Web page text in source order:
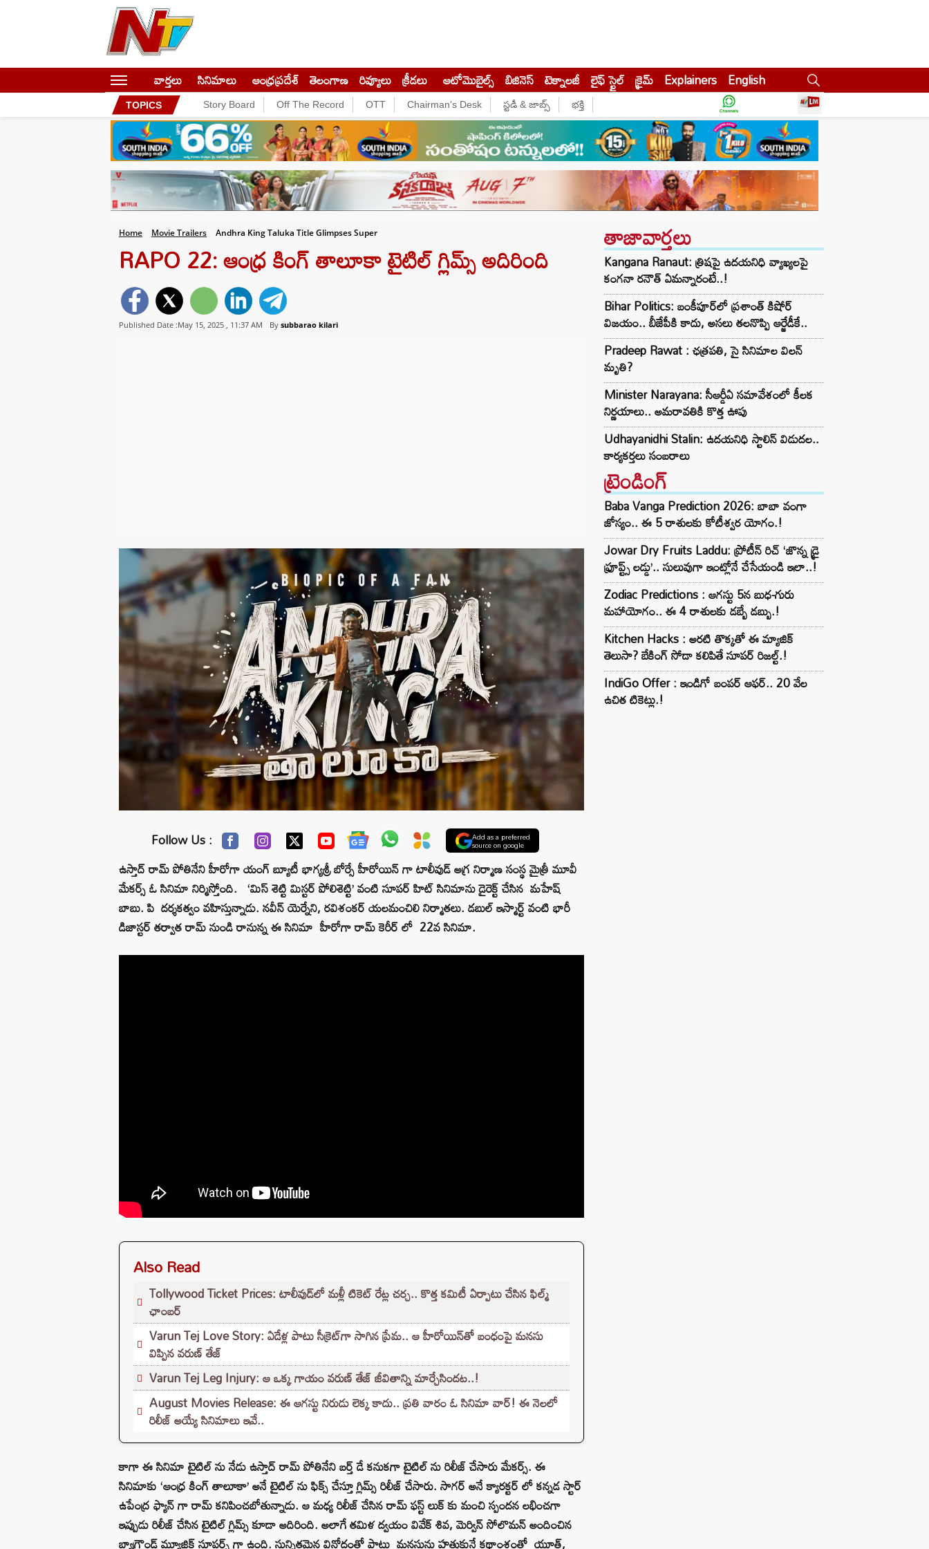
వార్తలు సినిమాలు ఆంధ్రప్రదేశ్ తెలంగాణ రివ్యూలు క్రీడలు ఆటోమొబైల్స్ బిజినెస్‌ టెక్నాలజీ లైఫ్ స్టైల్ క్రైమ్ Explainers English
TOPICS Story Board Off The Record OTT Chairman's Desk స్టడీ & జాబ్స్ భక్తి
Home Movie Trailers Andhra King Taluka Title Glimpses Super
RAPO 22: ఆంధ్ర కింగ్ తాలూకా టైటిల్ గ్లిమ్స్ అదిరింది
Published Date :May 15, 2025 , 11:37 AM By subbarao kilari
Follow Us : Add as a preferred
source on google
ఉస్తాద్ రామ్ పోతినేని హీరోగా యంగ్ బ్యూటీ భాగ్యశ్రీ బోర్సే హీరోయిన్ గా టాలీవుడ్ అగ్ర నిర్మాణ సంస్థ మైత్రీ మూవీ
మేకర్స్ ఓ సినిమా నిర్మిస్తోంది. ‘మిస్ శెట్టి మిస్టర్ పోలిశెట్టి’ వంటి సూపర్ హిట్ సినిమాను డైరెక్ట్ చేసిన మహేష్
బాబు. పి దర్శకత్వం వహిస్తున్నాడు. నవీన్ యెర్నేని, రవిశంకర్ యలమంచిలి నిర్మాతలు. డబుల్ ఇస్మార్ట్ వంటి భారీ
డిజాస్టర్ తర్వాత రామ్ నుండి రానున్న ఈ సినిమా హీరోగా రామ్ కెరీర్ లో 22వ సినిమా.
Also Read
Tollywood Ticket Prices: టాలీవుడ్‌లో మళ్లీ టికెట్‌ రేట్ల చర్చ.. కొత్త కమిటీ ఏర్పాటు చేసిన ఫిల్మ్‌
ఛాంబర్‌
Varun Tej Love Story: ఏడేళ్ల పాటు సీక్రెట్‌గా సాగిన ప్రేమ.. ఆ హీరోయిన్‌తో బంధంపై మనసు
విప్పిన వరుణ్ తేజ్
Varun Tej Leg Injury: ఆ ఒక్క గాయం వరుణ్ తేజ్ జీవితాన్ని మార్చేసిందట..!
August Movies Release: ఈ ఆగస్టు నిరుడు లెక్క కాదు.. ప్రతి వారం ఓ సినిమా వార్! ఈ నెలలో
రిలీజ్ అయ్యే సినిమాలు ఇవే..
కాగా ఈ సినిమా టైటిల్ ను నేడు ఉస్తాద్ రామ్ పోతినేని బర్త్ డే కనుకగా టైటిల్ ను రిలీజ్ చేసారు మేకర్స్. ఈ
సినిమాకు ‘ఆంధ్ర కింగ్ తాలూకా’ అనే టైటిల్ ను ఫిక్స్ చేస్తూ గ్లిమ్స్ రిలీజ్ చేసారు. సాగర్ అనే క్యారక్టర్ లో కన్నడ స్టార్
ఉపేంద్ర ఫ్యాన్ గా రామ్ కనిపించబోతున్నాడు. ఆ మధ్య రిలీజ్ చేసిన రామ్ ఫస్ట్ లుక్ కు మంచి స్పందన లభించగా
ఇప్పుడు రిలీజ్ చేసిన టైటిల్ గ్లిమ్స్ కూడా అదిరింది. అలాగే తమిళ ద్వయం వివేక్ శివ, మెర్విన్ సోలొమన్ అందించిన
బ్యాగ్రౌండ్ మ్యూజిక్ సూపర్బ్ గా ఉంది. సున్నితమైన వినోదంతో పాటు మనసును హత్తుకునే కథాంశంతో యూత్,
తాజావార్తలు
Kangana Ranaut: త్రిషపై ఉదయనిధి వ్యాఖ్యలపై
కంగనా రనౌత్ ఏమన్నారంటే..!
Bihar Politics: బంకీపూర్‌లో ప్రశాంత్ కిషోర్
విజయం.. బీజేపీకి కాదు, అసలు తలనొప్పి ఆర్జేడీకే..
Pradeep Rawat : ఛత్రపతి, సై సినిమాల విలన్
మృతి?
Minister Narayana: సీఆర్డీఏ సమావేశంలో కీలక
నిర్ణయాలు.. అమరావతికి కొత్త ఊపు
Udhayanidhi Stalin: ఉదయనిధి స్టాలిన్ విడుదల..
కార్యకర్తలు సంబరాలు
ట్రెండింగ్‌
Baba Vanga Prediction 2026: బాబా వంగా
జోస్యం.. ఈ 5 రాశులకు కోటీశ్వర యోగం.!
Jowar Dry Fruits Laddu: ప్రోటీన్ రిచ్ ‘జొన్న డ్రై
ఫ్రూప్ట్స్ లడ్డు’.. సులువుగా ఇంట్లోనే చేసేయండి ఇలా..!
Zodiac Predictions : ఆగస్టు 5న బుధ-గురు
మహాయోగం.. ఈ 4 రాశులకు డబ్బే డబ్బు.!
Kitchen Hacks : అరటి తొక్కతో ఈ మ్యాజిక్
తెలుసా? బేకింగ్ సోడా కలిపితే సూపర్ రిజల్ట్.!
IndiGo Offer : ఇండిగో బంపర్ ఆఫర్.. 20 వేల
ఉచిత టికెట్లు.!